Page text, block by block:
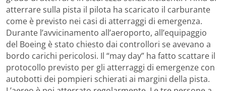
atterrare sulla pista il pilota ha scaricato il carburante
come è previsto nei casi di atterraggi di emergenza.
Durante l’avvicinamento all’aeroporto, all’equipaggio
del Boeing è stato chiesto dai controllori se avevano a
bordo carichi pericolosi. Il “may day” ha fatto scattare il
protocollo previsto per gli atterraggi di emergenze con
autobotti dei pompieri schierati ai margini della pista.